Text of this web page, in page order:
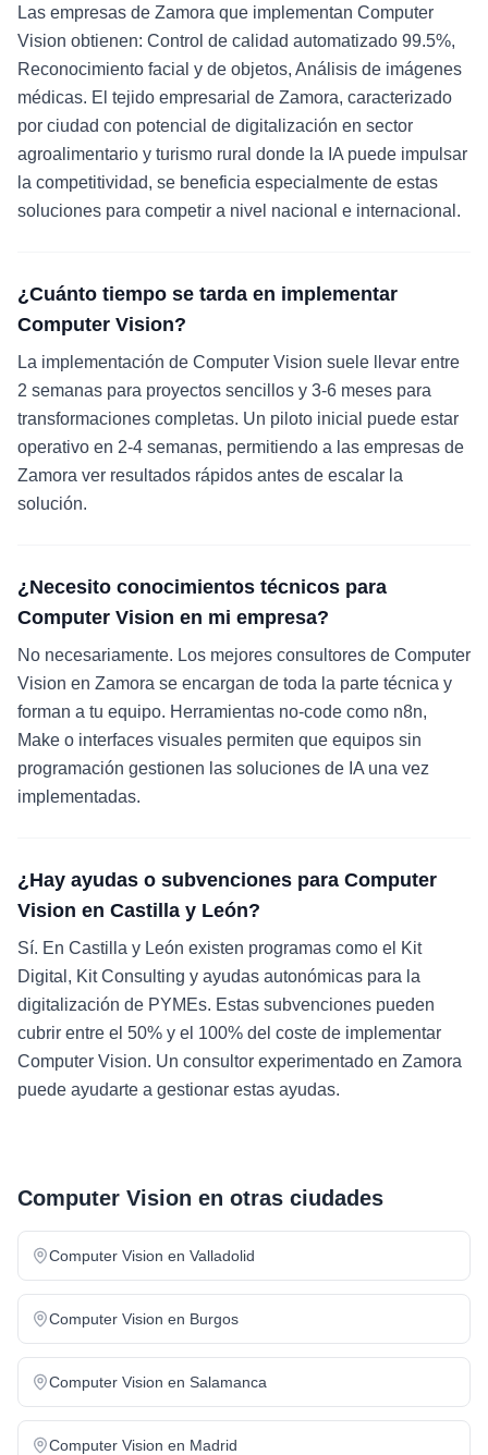
Las empresas de Zamora que implementan Computer
Vision obtienen: Control de calidad automatizado 99.5%,
Reconocimiento facial y de objetos, Análisis de imágenes
médicas. El tejido empresarial de Zamora, caracterizado
por ciudad con potencial de digitalización en sector
agroalimentario y turismo rural donde la IA puede impulsar
la competitividad, se beneficia especialmente de estas
soluciones para competir a nivel nacional e internacional.
¿Cuánto tiempo se tarda en implementar
Computer Vision?
La implementación de Computer Vision suele llevar entre
2 semanas para proyectos sencillos y 3-6 meses para
transformaciones completas. Un piloto inicial puede estar
operativo en 2-4 semanas, permitiendo a las empresas de
Zamora ver resultados rápidos antes de escalar la
solución.
¿Necesito conocimientos técnicos para
Computer Vision en mi empresa?
No necesariamente. Los mejores consultores de Computer
Vision en Zamora se encargan de toda la parte técnica y
forman a tu equipo. Herramientas no-code como n8n,
Make o interfaces visuales permiten que equipos sin
programación gestionen las soluciones de IA una vez
implementadas.
¿Hay ayudas o subvenciones para Computer
Vision en Castilla y León?
Sí. En Castilla y León existen programas como el Kit
Digital, Kit Consulting y ayudas autonómicas para la
digitalización de PYMEs. Estas subvenciones pueden
cubrir entre el 50% y el 100% del coste de implementar
Computer Vision. Un consultor experimentado en Zamora
puede ayudarte a gestionar estas ayudas.
Computer Vision en otras ciudades
Computer Vision en Valladolid
Computer Vision en Burgos
Computer Vision en Salamanca
Computer Vision en Madrid